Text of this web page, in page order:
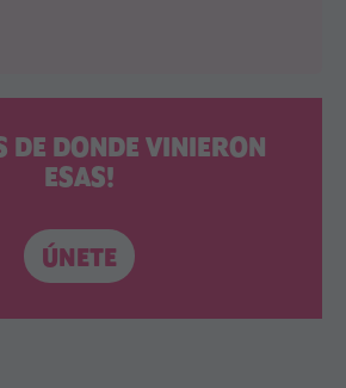
DE DONDE VINIERON
ESAS!
ÚNETE